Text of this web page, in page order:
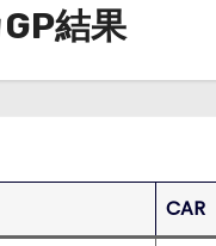
結果
CAR